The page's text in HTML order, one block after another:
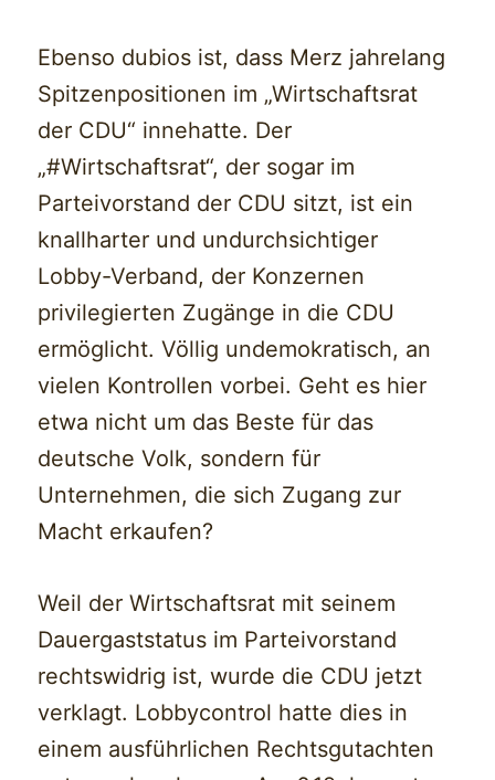
Ebenso dubios ist, dass Merz jahrelang
Spitzenpositionen im „Wirtschaftsrat
der CDU“ innehatte. Der
„#Wirtschaftsrat“, der sogar im
Parteivorstand der CDU sitzt, ist ein
knallharter und undurchsichtiger
Lobby-Verband, der Konzernen
privilegierten Zugänge in die CDU
ermöglicht. Völlig undemokratisch, an
vielen Kontrollen vorbei. Geht es hier
etwa nicht um das Beste für das
deutsche Volk, sondern für
Unternehmen, die sich Zugang zur
Macht erkaufen?
Weil der Wirtschaftsrat mit seinem
Dauergaststatus im Parteivorstand
rechtswidrig ist, wurde die CDU jetzt
verklagt. Lobbycontrol hatte dies in
einem ausführlichen Rechtsgutachten